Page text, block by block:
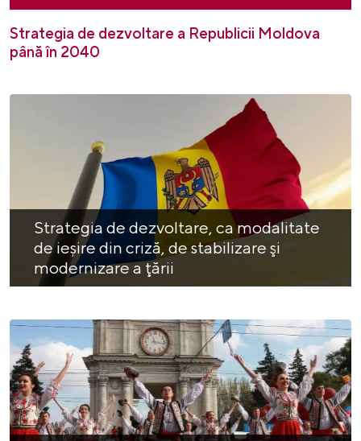
Strategia de dezvoltare a Republicii Moldova
până în 2040
Strategia de dezvoltare, ca modalitate
de ieșire din criză, de stabilizare şi
modernizare a ţării